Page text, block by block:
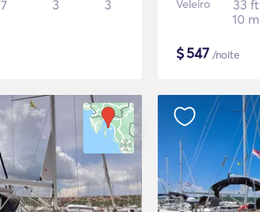
7 3 3 Veleiro
33 ft
10 m
$547 /noite